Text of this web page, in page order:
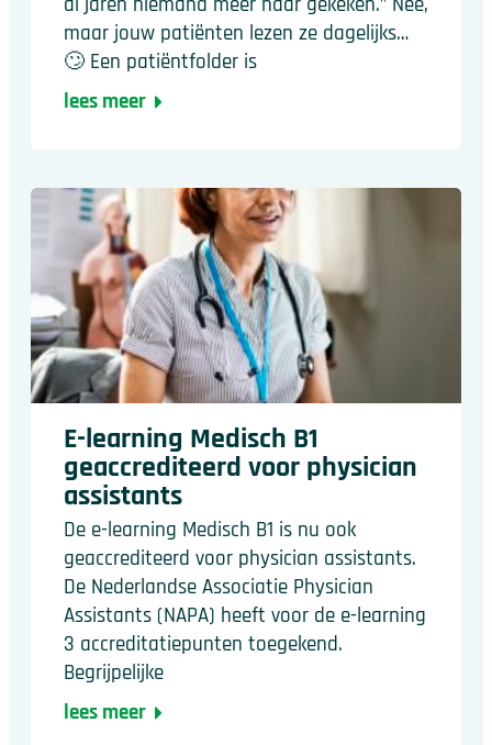
maar jouw patiënten lezen ze dagelijks…
🙄 Een patiëntfolder is
lees meer
E-learning Medisch B1
geaccrediteerd voor physician
assistants
De e-learning Medisch B1 is nu ook
geaccrediteerd voor physician assistants.
De Nederlandse Associatie Physician
Assistants (NAPA) heeft voor de e-learning
3 accreditatiepunten toegekend.
Begrijpelijke
lees meer